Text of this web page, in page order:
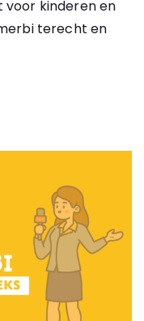
voor kinderen en
terecht en